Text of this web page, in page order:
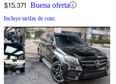
$15,371 Buena oferta
Incluye tarifas de conc.